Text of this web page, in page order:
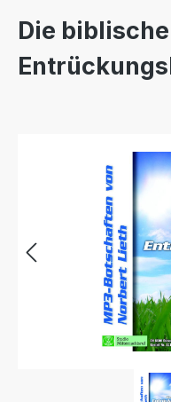
Die biblische